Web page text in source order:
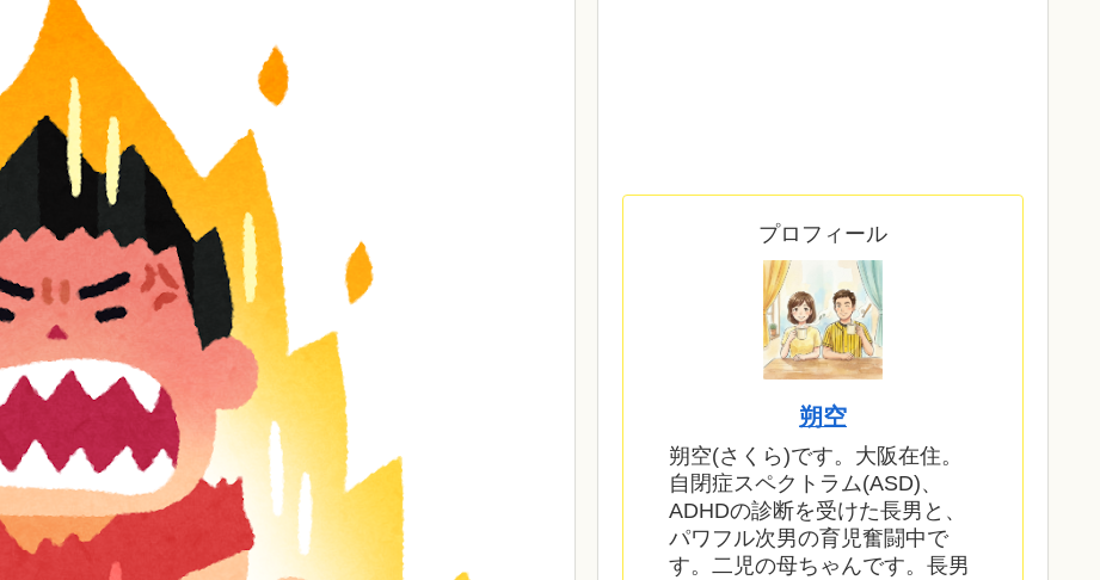
プロフィール
朔空
朔空(さくら)です。大阪在住。
自閉症スペクトラム(ASD)、
ADHDの診断を受けた長男と、
パワフル次男の育児奮闘中で
す。二児の母ちゃんです。長男